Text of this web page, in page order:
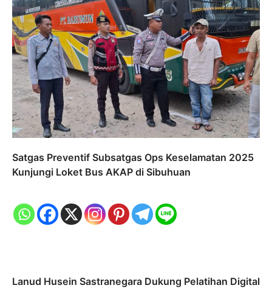
Satgas Preventif Subsatgas Ops Keselamatan 2025
Kunjungi Loket Bus AKAP di Sibuhuan
Lanud Husein Sastranegara Dukung Pelatihan Digital